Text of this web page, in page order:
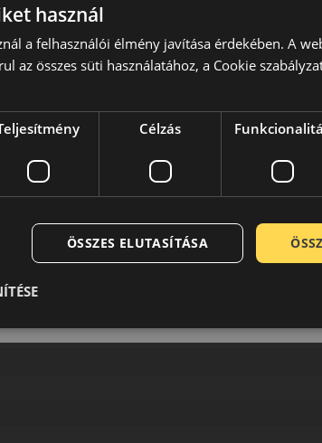
használ
a felhasználói élmény javítása érdekében. A
az összes süti használatához, a Cookie
Célzás
ÖSSZES ELUTASÍTÁSA